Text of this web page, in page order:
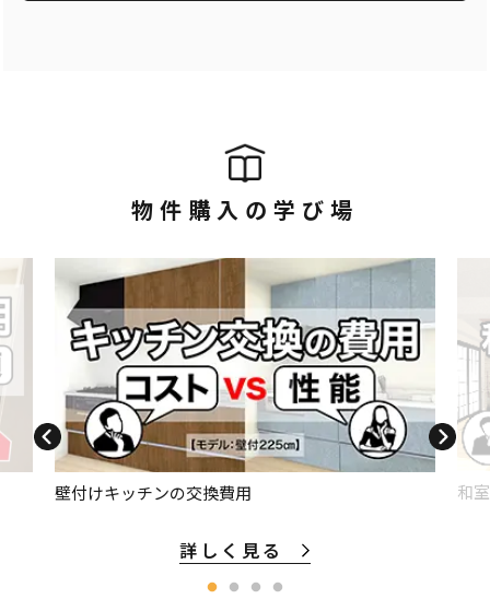
物件購入の学び場
壁付けキッチンの交換費用
詳しく見る
和